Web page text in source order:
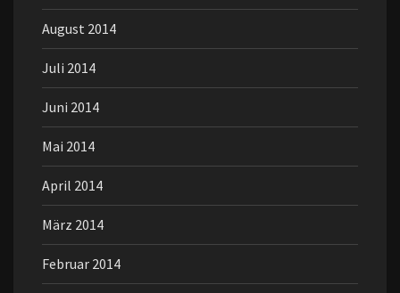
August 2014
Juli 2014
Juni 2014
Mai 2014
April 2014
März 2014
Februar 2014